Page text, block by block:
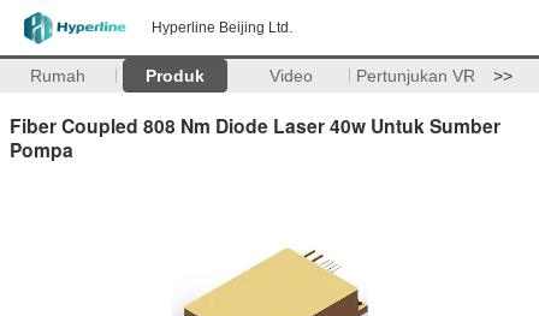
Hyperline Beijing Ltd.
Rumah Produk Video Pertunjukan VR >>
Fiber Coupled 808 Nm Diode Laser 40w Untuk Sumber
Pompa